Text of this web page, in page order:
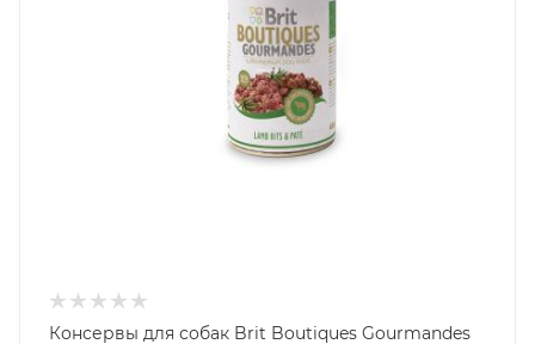
Консервы для собак Brit Boutiques Gourmandes